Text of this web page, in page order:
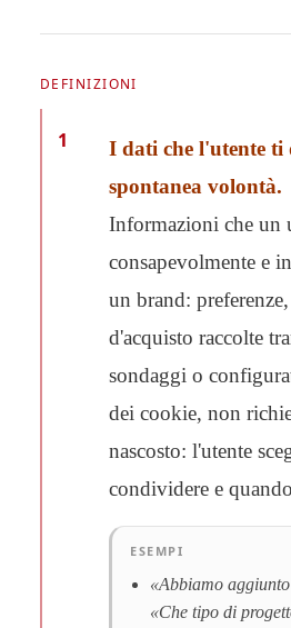
DEFINIZIONI
1
I dati che l'utente ti
spontanea volontà.
Informazioni che un
consapevolmente e
un brand:
d'acquisto raccolte
sondaggi o
dei cookie, non
nascosto: l'utente
condividere e
ESEMPI
«Abbiamo
«Che tipo di